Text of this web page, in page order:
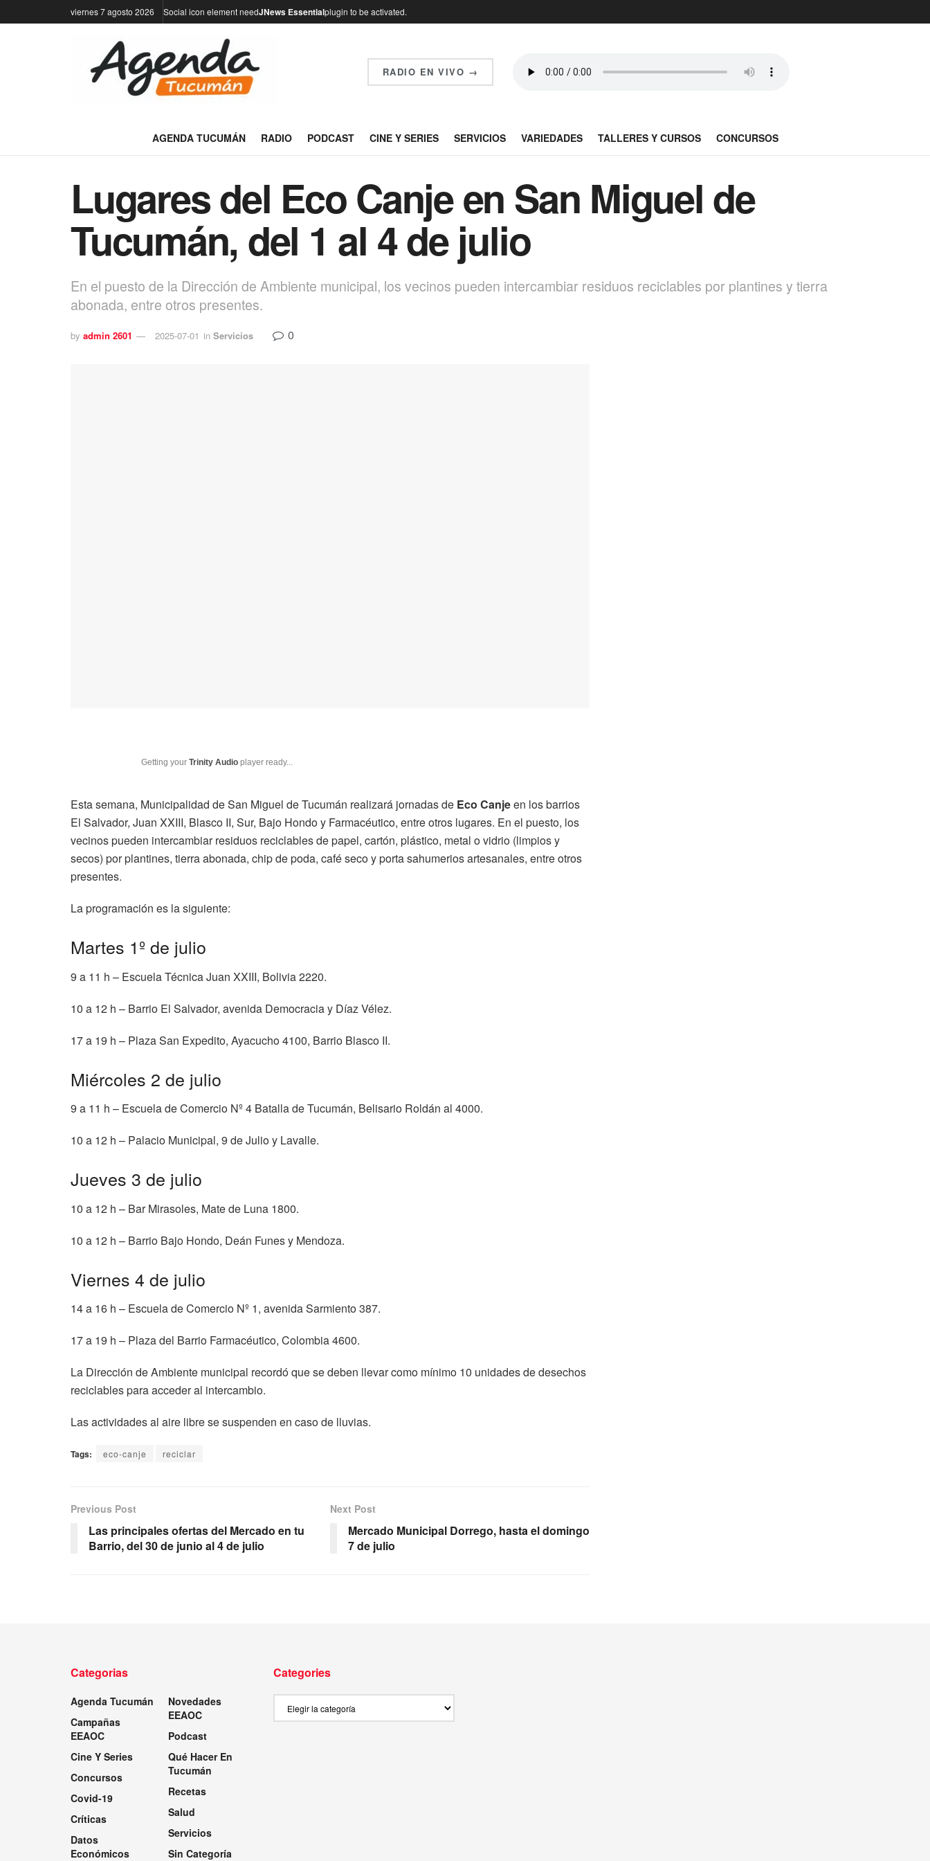
viernes 7 agosto 2026 Social icon element needJNews Essentialplugin to be activated.
RADIO EN VIVO →
AGENDA TUCUMÁN RADIO PODCAST CINE Y SERIES SERVICIOS VARIEDADES TALLERES Y CURSOS CONCURSOS
Lugares del Eco Canje en San Miguel de
Tucumán, del 1 al 4 de julio
En el puesto de la Dirección de Ambiente municipal, los vecinos pueden intercambiar residuos reciclables por plantines y tierra
abonada, entre otros presentes.
by admin 2601 2025-07-01 in Servicios 0
Getting your Trinity Audio player ready...
Esta semana, Municipalidad de San Miguel de Tucumán realizará jornadas de Eco Canjeen los barrios
El Salvador, Juan XXIII, Blasco II, Sur, Bajo Hondo y Farmacéutico, entre otros lugares. En el puesto, los
vecinos pueden intercambiar residuos reciclables de papel, cartón, plástico, metal o vidrio (limpios y
secos) por plantines, tierra abonada, chip de poda, café seco y porta sahumerios artesanales, entre otros
presentes.
La programación es la siguiente:
Martes 1º de julio
9 a 11 h – Escuela Técnica Juan XXIII, Bolivia 2220.
10 a 12 h – Barrio El Salvador, avenida Democracia y Díaz Vélez.
17 a 19 h – Plaza San Expedito, Ayacucho 4100, Barrio Blasco II.
Miércoles 2 de julio
9 a 11 h – Escuela de Comercio Nº 4 Batalla de Tucumán, Belisario Roldán al 4000.
10 a 12 h – Palacio Municipal, 9 de Julio y Lavalle.
Jueves 3 de julio
10 a 12 h – Bar Mirasoles, Mate de Luna 1800.
10 a 12 h – Barrio Bajo Hondo, Deán Funes y Mendoza.
Viernes 4 de julio
14 a 16 h – Escuela de Comercio Nº 1, avenida Sarmiento 387.
17 a 19 h – Plaza del Barrio Farmacéutico, Colombia 4600.
La Dirección de Ambiente municipal recordó que se deben llevar como mínimo 10 unidades de desechos
reciclables para acceder al intercambio.
Las actividades al aire libre se suspenden en caso de lluvias.
Tags: eco-canje reciclar
Previous Post
Las principales ofertas del Mercado en tu
Barrio, del 30 de junio al 4 de julio
Next Post
Mercado Municipal Dorrego, hasta el domingo
7 de julio
Categorias
Agenda Tucumán
Campañas
EEAOC
Cine Y Series
Concursos
Covid-19
Críticas
Datos
Económicos
Novedades
EEAOC
Podcast
Qué Hacer En
Tucumán
Recetas
Salud
Servicios
Sin Categoría
Categories